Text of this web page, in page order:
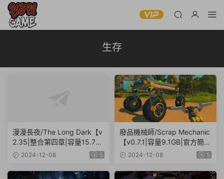
生存
漫漫長夜/The Long Dark【v
2.35|整合第四章|容量15.7G
B|官方簡體中文】
2024-12-08 5
廢品機械師/Scrap Mechanic
【v0.7.1|容量9.1GB|官方簡體
中文】2024-12-08 5